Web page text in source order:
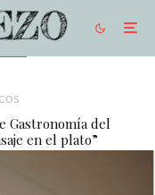
Gastronomía del
en el plato”